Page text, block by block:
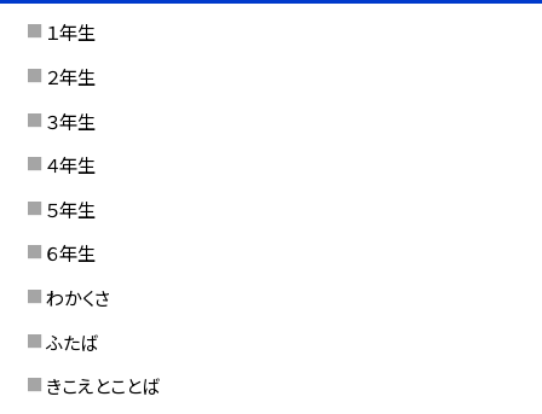
１年生
２年生
３年生
４年生
５年生
６年生
わかくさ
ふたば
きこえとことば